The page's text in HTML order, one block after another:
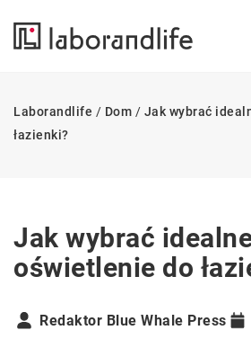
Laborandlife / Dom / Jak wybrać
łazienki?
Jak wybrać
oświetlenie do
Redaktor Blue Whale Press